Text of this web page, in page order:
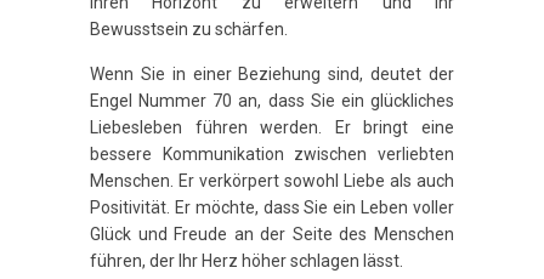
Bewusstsein zu schärfen.
Wenn Sie in einer Beziehung sind, deutet der
Engel Nummer 70 an, dass Sie ein glückliches
Liebesleben führen werden. Er bringt eine
bessere Kommunikation zwischen verliebten
Menschen. Er verkörpert sowohl Liebe als auch
Positivität. Er möchte, dass Sie ein Leben voller
Glück und Freude an der Seite des Menschen
führen, der Ihr Herz höher schlagen lässt.